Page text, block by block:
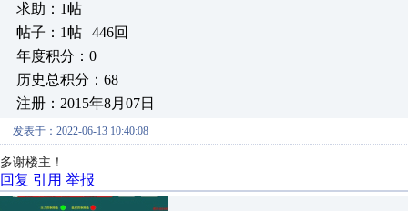
求助：1帖
帖子：1帖 | 446回
年度积分：0
历史总积分：68
注册：2015年8月07日
发表于：2022-06-13 10:40:08
多谢楼主！
回复 引用 举报